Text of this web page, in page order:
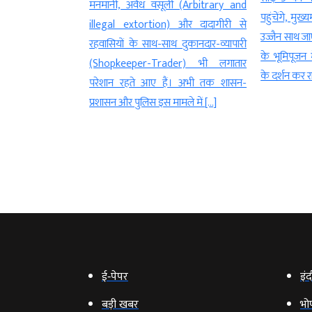
मनमानी, अवैध वसूली (Arbitrary and
illegal extortion) और दादागीरी से
रहवासियों के साथ-साथ दुकानदार-व्यापारी
(Shopkeeper-Trader) भी लगातार
परेशान रहते आए हैं। अभी तक शासन-
प्रशासन और पुलिस इस मामले में […]
पहुंचेंगे,
उज्जैन साथ
के भूमिपूजन
के दर्शन कर
ई‑पेपर
बड़ी खबर